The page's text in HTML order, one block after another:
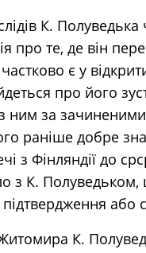
К. Полуведька
про те, де він
є у
про його
ним за
раніше добре
з Фінляндії до
з К. Полуведьком,
підтвердження або
К.